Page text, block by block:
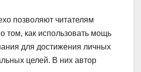
позволяют читателям
том, как использовать мощь
для достижения личных
целей. В них автор